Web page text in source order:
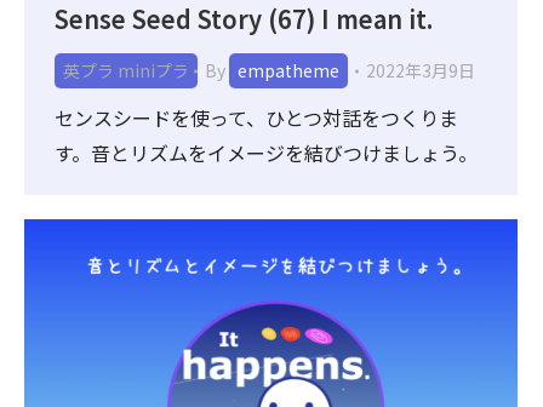
Sense Seed Story (67) I mean it.
英プラ miniプラ By empatheme 2022年3月9日
センスシードを使って、ひとつ対話をつくりま
す。音とリズムをイメージを結びつけましょう。